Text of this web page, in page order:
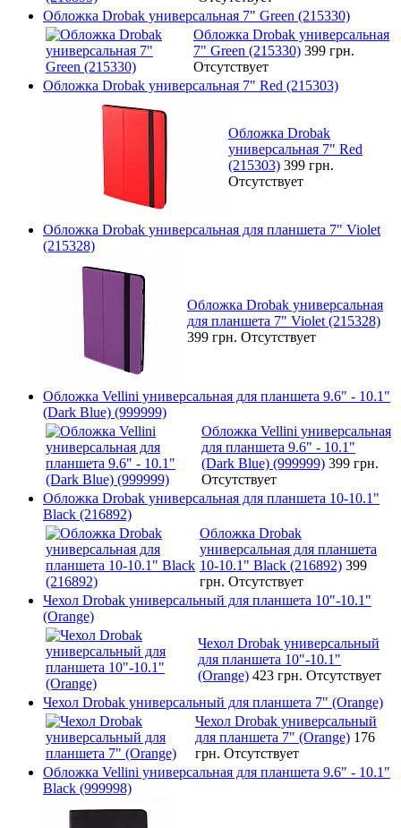
Обложка Drobak универсальная 7" Green (215330)
Обложка Drobak универсальная
7" Green (215330) 399 грн.
Отсутствует
Обложка Drobak универсальная 7" Red (215303)
Обложка Drobak
универсальная 7" Red
(215303) 399 грн.
Отсутствует
Обложка Drobak универсальная для планшета 7" Violet
(215328)
Обложка Drobak универсальная
для планшета 7" Violet (215328)
399 грн. Отсутствует
Обложка Vellini универсальная для планшета 9.6" - 10.1"
(Dark Blue) (999999)
Обложка Vellini универсальная
для планшета 9.6" - 10.1"
(Dark Blue) (999999) 399 грн.
Отсутствует
Обложка Drobak универсальная для планшета 10-10.1"
Black (216892)
Обложка Drobak
универсальная для планшета
10-10.1" Black (216892) 399
грн. Отсутствует
Чехол Drobak универсальный для планшета 10"-10.1"
(Orange)
Чехол Drobak универсальный
для планшета 10"-10.1"
(Orange) 423 грн. Отсутствует
Чехол Drobak универсальный для планшета 7" (Orange)
Чехол Drobak универсальный
для планшета 7" (Orange) 176
грн. Отсутствует
Обложка Vellini универсальная для планшета 9.6" - 10.1"
Black (999998)